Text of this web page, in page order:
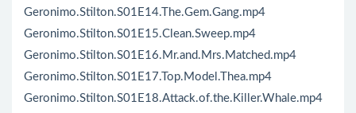
Geronimo.Stilton.S01E14.The.Gem.Gang.mp4
Geronimo.Stilton.S01E15.Clean.Sweep.mp4
Geronimo.Stilton.S01E16.Mr.and.Mrs.Matched.mp4
Geronimo.Stilton.S01E17.Top.Model.Thea.mp4
Geronimo.Stilton.S01E18.Attack.of.the.Killer.Whale.mp4